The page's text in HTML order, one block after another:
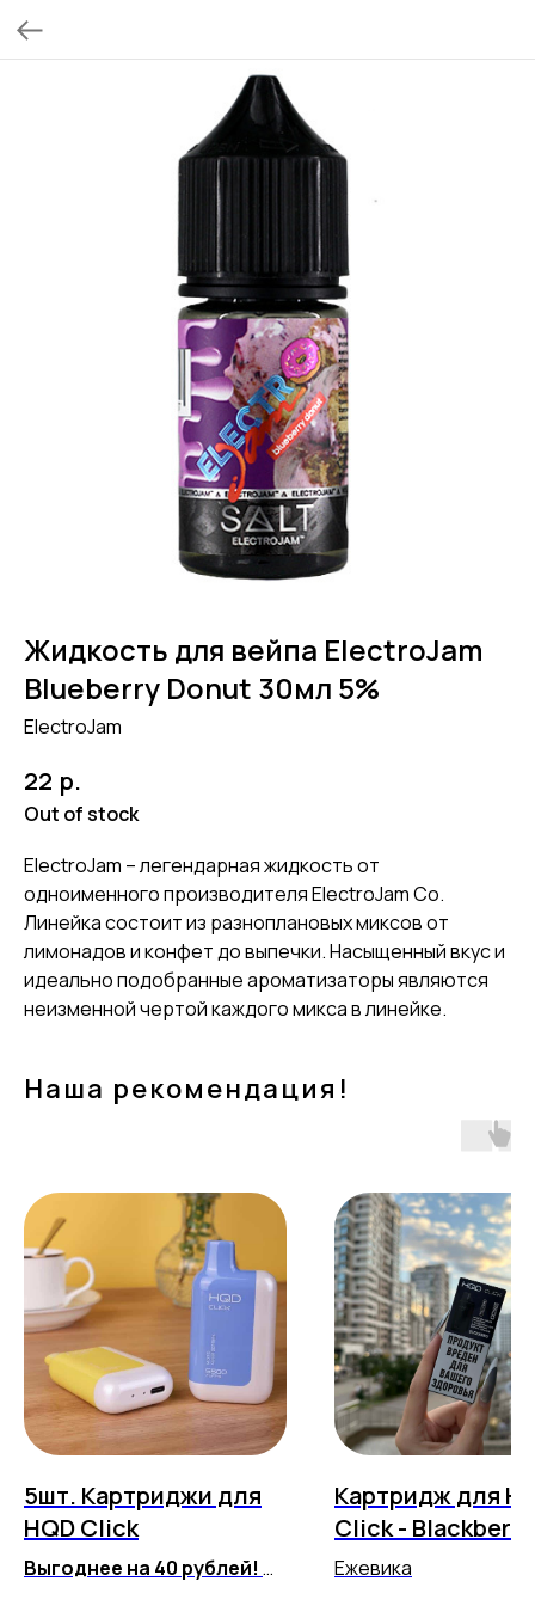
Жидкость для вейпа ElectroJam
Blueberry Donut 30мл 5%
ElectroJam
22 р.
Out of stock
ElectroJam – легендарная жидкость от
одноименного производителя ElectroJam Co.
Линейка состоит из разноплановых миксов от
лимонадов и конфет до выпечки. Насыщенный вкус и
идеально подобранные ароматизаторы являются
неизменной чертой каждого микса в линейке.
Наша рекомендация!
5шт. Картриджи для
HQD Click
Выгоднее на 40 рублей!
Картридж для
Click - Blackberry
(5500 затяжек)
Ежевика